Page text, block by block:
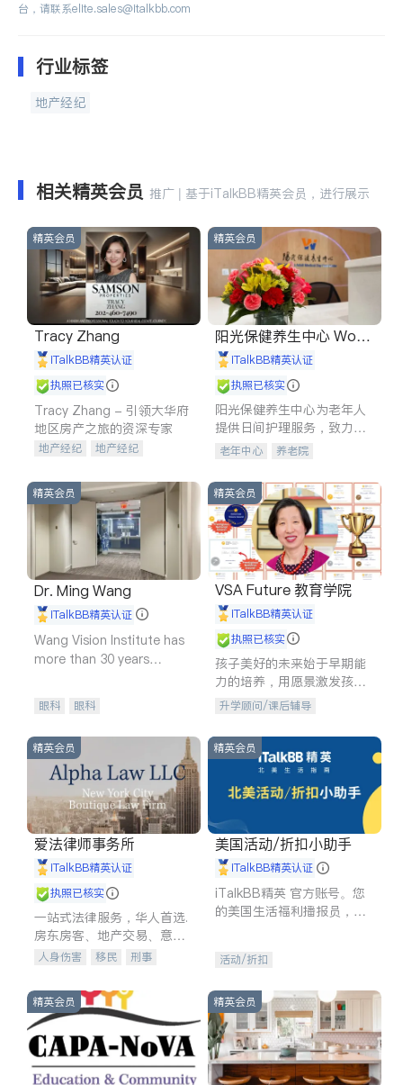
台，请联系elite.sales@italkbb.com
行业标签
地产经纪
相关精英会员 推广 | 基于iTalkBB精英会员，进行展示
精英会员
Tracy Zhang
iTalkBB精英认证
执照已核实
Tracy Zhang - 引领大华府
地区房产之旅的资深专家
地产经纪
地产经纪
商铺租售
开发商建商
精英会员
阳光保健养生中心 World
shine
iTalkBB精英认证
执照已核实
阳光保健养生中心为老年人
提供日间护理服务，致力于
通过持续的护理创新来有效
老年中心 养老院
精英会员
Dr. Ming Wang
iTalkBB精英认证
Wang Vision Institute has
more than 30 years
眼科 眼科
精英会员
VSA Future 教育学院
iTalkBB精英认证
执照已核实
孩子美好的未来始于早期能
力的培养，用愿景激发孩子
的学习潜力和动力。理念：
拥有成长型心态是成功的基
石。
升学顾问/课后辅导
精英会员
爱法律师事务所
iTalkBB精英认证
执照已核实
一站式法律服务，华人首选.
房东房客、地产交易、意外
伤害、车祸重伤、商业诉
建筑合同、刑事案件全包办
人身伤害 移民
刑事
信托/遗嘱
商业
索赔
律师-其它 保释
精英会员
美国活动/折扣小助手
iTalkBB精英认证
iTalkBB精英 官方账号。您
的美国生活福利播报员，精
专属福利。
活动/折扣
精英会员 精英会员